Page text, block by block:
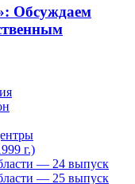
Обсуждаем
г.)
— 24 выпуск
— 25 выпуск